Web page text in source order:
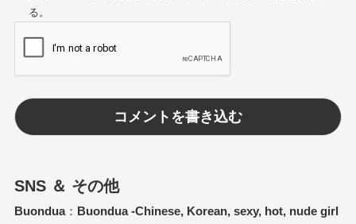
SNS ＆ その他
Buondua： Buondua -Chinese, Korean, sexy, hot, nude girl